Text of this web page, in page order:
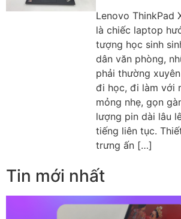
Lenovo ThinkPad
là chiếc laptop
tượng học sinh
dân văn phòng,
phải thường
đi học, đi làm với
mỏng nhẹ, gọn
lượng pin dài lâu
tiếng liên tục.
trưng ấn […]
Tin mới nhất